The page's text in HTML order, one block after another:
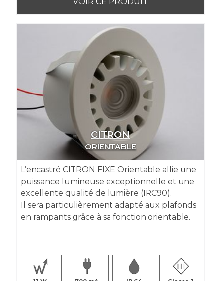
CITRON
ORIENTABLE
L’encastré CITRON FIXE Orientable allie une
puissance lumineuse exceptionnelle et une
excellente qualité de lumière (IRC90).
Il sera particulièrement adapté aux plafonds
en rampants grâce à sa fonction orientable.